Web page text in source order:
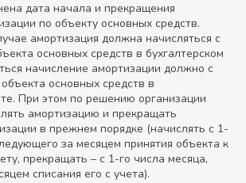
дата начала и прекращения
по объекту основных средств.
амортизация должна начисляться с
основных средств в бухгалтерском
начисление амортизации должно с
основных средств в
При этом по решению организации
амортизацию и прекращать
в прежнем порядке (начислять с 1-
за месяцем принятия объекта к
прекращать – с 1-го числа месяца,
списания его с учета).